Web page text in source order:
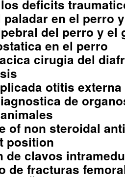
deficits
en el perro
del perro y el
en el perro
cirugia del
otitis externa
de
of non steroidal
position
de clavos
de fracturas